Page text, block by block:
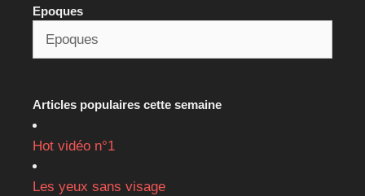
Epoques
Articles populaires cette semaine
Hot vidéo n°1
Les yeux sans visage